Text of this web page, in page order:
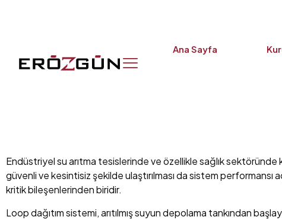
Ana Sayfa
Endüstriyel su arıtma tesislerinde ve özellikle sağlık sektöründe
güvenli ve kesintisiz şekilde ulaştırılması da sistem performansı
kritik bileşenlerinden biridir.
Loop dağıtım sistemi, arıtılmış suyun depolama tankından